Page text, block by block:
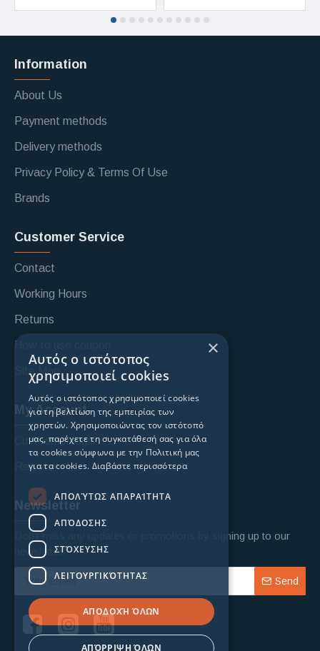
Information
About Us
Payment methods
Delivery methods
Privacy Policy & Terms Of Use
Brands
Customer Service
Contact
Working Hours
Returns
How to use coupon
Site Map
My Account
Custoomer login
Register
Newsletter
Don't miss any updates or promotions by signing up to our
newsletter.
Send
×
Αυτός ο ιστότοπος
χρησιμοποιεί cookies
Αυτός ο ιστότοπος χρησιμοποιεί cookies
για τη βελτίωση της εμπειρίας των
χρηστών. Χρησιμοποιώντας τον ιστότοπό
μας, παρέχετε τη συγκατάθεσή σας για όλα
τα cookies σύμφωνα με την Πολιτική μας
για τα cookies. Διαβάστε περισσότερα
ΑΠΟΛΎΤΩΣ ΑΠΑΡΑΊΤΗΤΑ
ΑΠΌΔΟΣΗΣ
ΣΤΌΧΕΥΣΗΣ
ΛΕΙΤΟΥΡΓΙΚΌΤΗΤΑΣ
ΑΠΟΔΟΧΉ ΌΛΩΝ
ΑΠΌΡΡΙΨΗ ΌΛΩΝ